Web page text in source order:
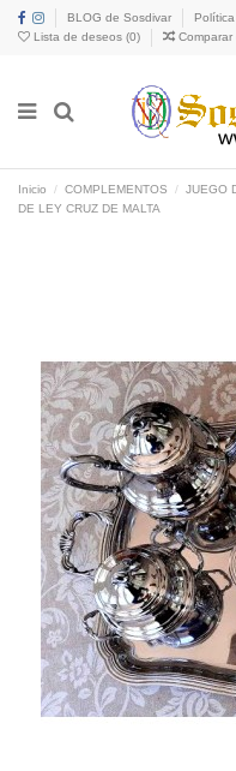
BLOG de Sosdivar
Lista de deseos (0) Comparar
Inicio COMPLEMENTOS
JUEGO
DE LEY CRUZ DE MALTA